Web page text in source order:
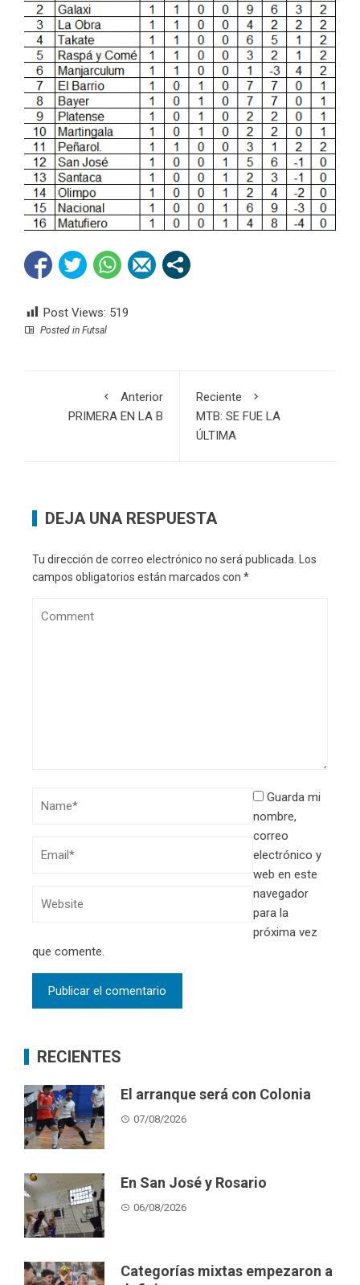
Post Views: 519
Posted in Futsal
Anterior
PRIMERA EN LA B
Reciente
MTB: SE FUE LA
ÚLTIMA
DEJA UNA RESPUESTA
Tu dirección de correo electrónico no será publicada.
Los
campos obligatorios están marcados con *
Guarda mi
nombre,
correo
electrónico y
web en este
navegador
para la
próxima vez
que comente.
RECIENTES
El arranque será con Colonia
07/08/2026
En San José y Rosario
06/08/2026
Categorías mixtas empezaron a